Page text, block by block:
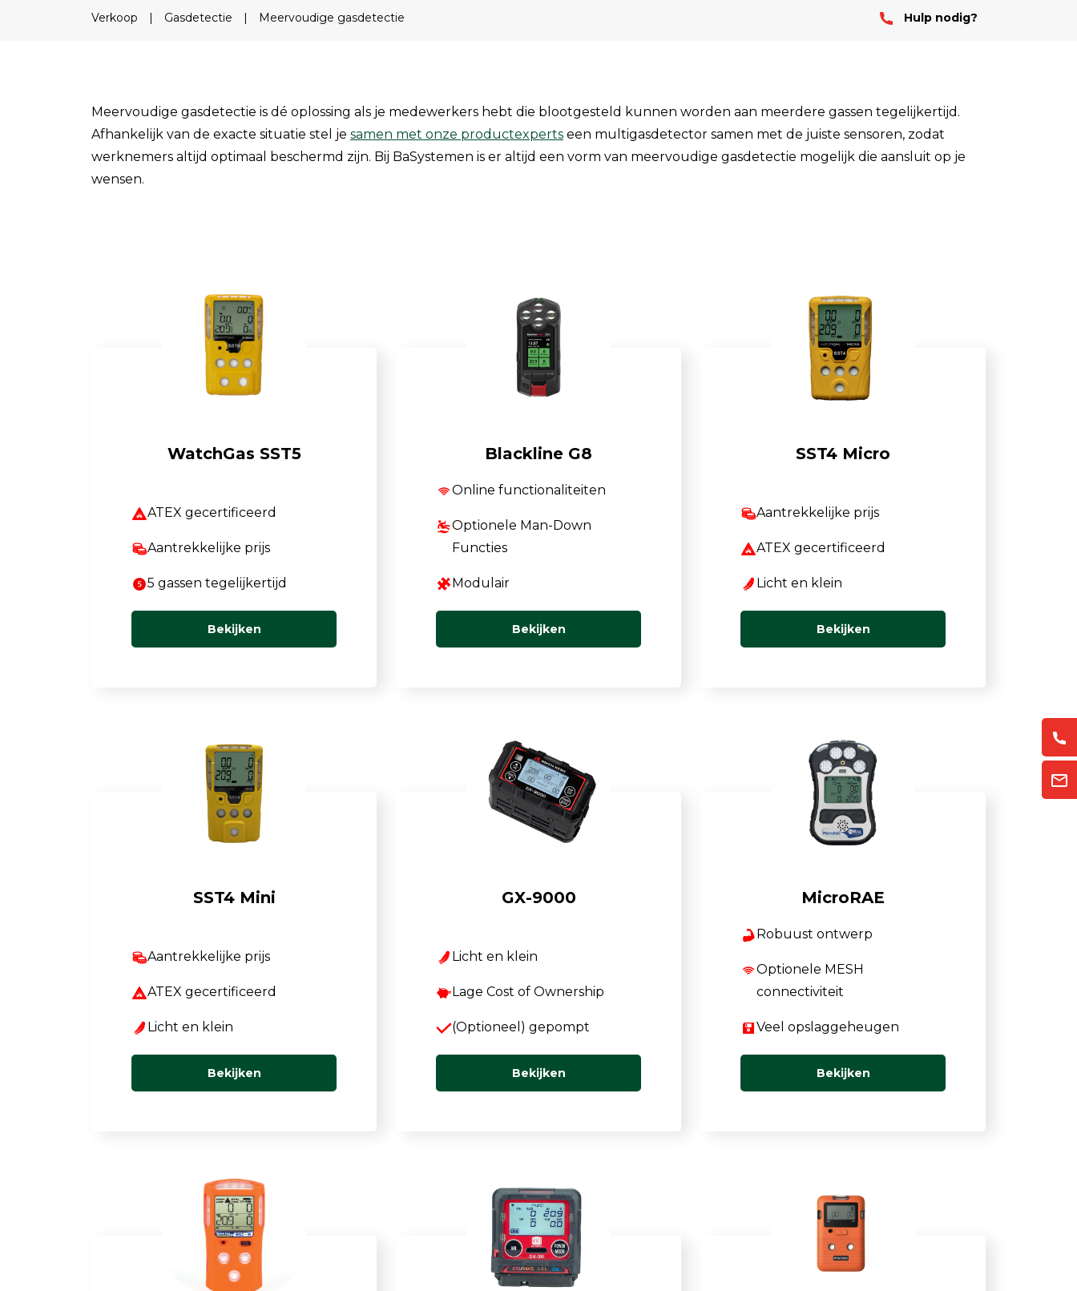
Field Probes
Geluid
Geluidsmeters
Akoestische camera's
Toebehoren
PID-meter
Gaslekdetectie
Binnenklimaatmeter
Hittestressmeter
Stationaire stofmeters
Verplaatsbare stofmeters
Flowkalibratie
Luchtbemonsteringspomp
Luchtmonsternamezakken
Passieve Personal Samplers
Verkoop | Gasdetectie | Meervoudige gasdetectie Hulp nodig?
Meervoudige gasdetectie is dé oplossing als je medewerkers hebt die blootgesteld kunnen worden aan meerdere gassen tegelijkertijd.
Afhankelijk van de exacte situatie stel je samen met onze productexperts een multigasdetector samen met de juiste sensoren, zodat
werknemers altijd optimaal beschermd zijn. Bij BaSystemen is er altijd een vorm van meervoudige gasdetectie mogelijk die aansluit op je
wensen.
WatchGas SST5
ATEX gecertificeerd
Aantrekkelijke prijs
5 gassen tegelijkertijd
Bekijken
Blackline G8
Online functionaliteiten
Optionele Man-Down
Functies
Modulair
Bekijken
SST4 Micro
Aantrekkelijke prijs
ATEX gecertificeerd
Licht en klein
Bekijken
SST4 Mini
Aantrekkelijke prijs
ATEX gecertificeerd
Licht en klein
Bekijken
GX-9000
Licht en klein
Lage Cost of Ownership
(Optioneel) gepompt
Bekijken
MicroRAE
Robuust ontwerp
Optionele MESH
connectiviteit
Veel opslaggeheugen
Bekijken